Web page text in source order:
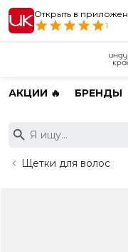
Открыть в
1
АКЦИИ 🔥 БРЕНДЫ
Щетки для волос